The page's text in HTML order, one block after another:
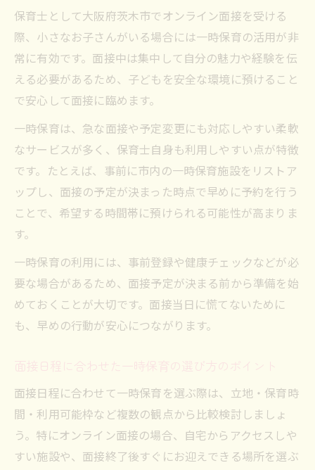
保育士として大阪府茨木市でオンライン面接を受ける
際、小さなお子さんがいる場合には一時保育の活用が非
常に有効です。面接中は集中して自分の魅力や経験を伝
える必要があるため、子どもを安全な環境に預けること
で安心して面接に臨めます。
一時保育は、急な面接や予定変更にも対応しやすい柔軟
なサービスが多く、保育士自身も利用しやすい点が特徴
です。たとえば、事前に市内の一時保育施設をリストア
ップし、面接の予定が決まった時点で早めに予約を行う
ことで、希望する時間帯に預けられる可能性が高まりま
す。
一時保育の利用には、事前登録や健康チェックなどが必
要な場合があるため、面接予定が決まる前から準備を始
めておくことが大切です。面接当日に慌てないために
も、早めの行動が安心につながります。
面接日程に合わせた一時保育の選び方のポイント
面接日程に合わせて一時保育を選ぶ際は、立地・保育時
間・利用可能枠など複数の観点から比較検討しましょ
う。特にオンライン面接の場合、自宅からアクセスしや
すい施設や、面接終了後すぐにお迎えできる場所を選ぶ